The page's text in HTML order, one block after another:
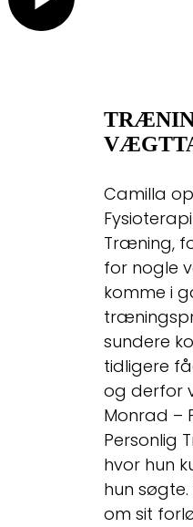
Camilla
Træning,
for nogle
komme i
sundere
tidligere
og derfor
Monrad –
Personlig
hvor hun
hun
om sit